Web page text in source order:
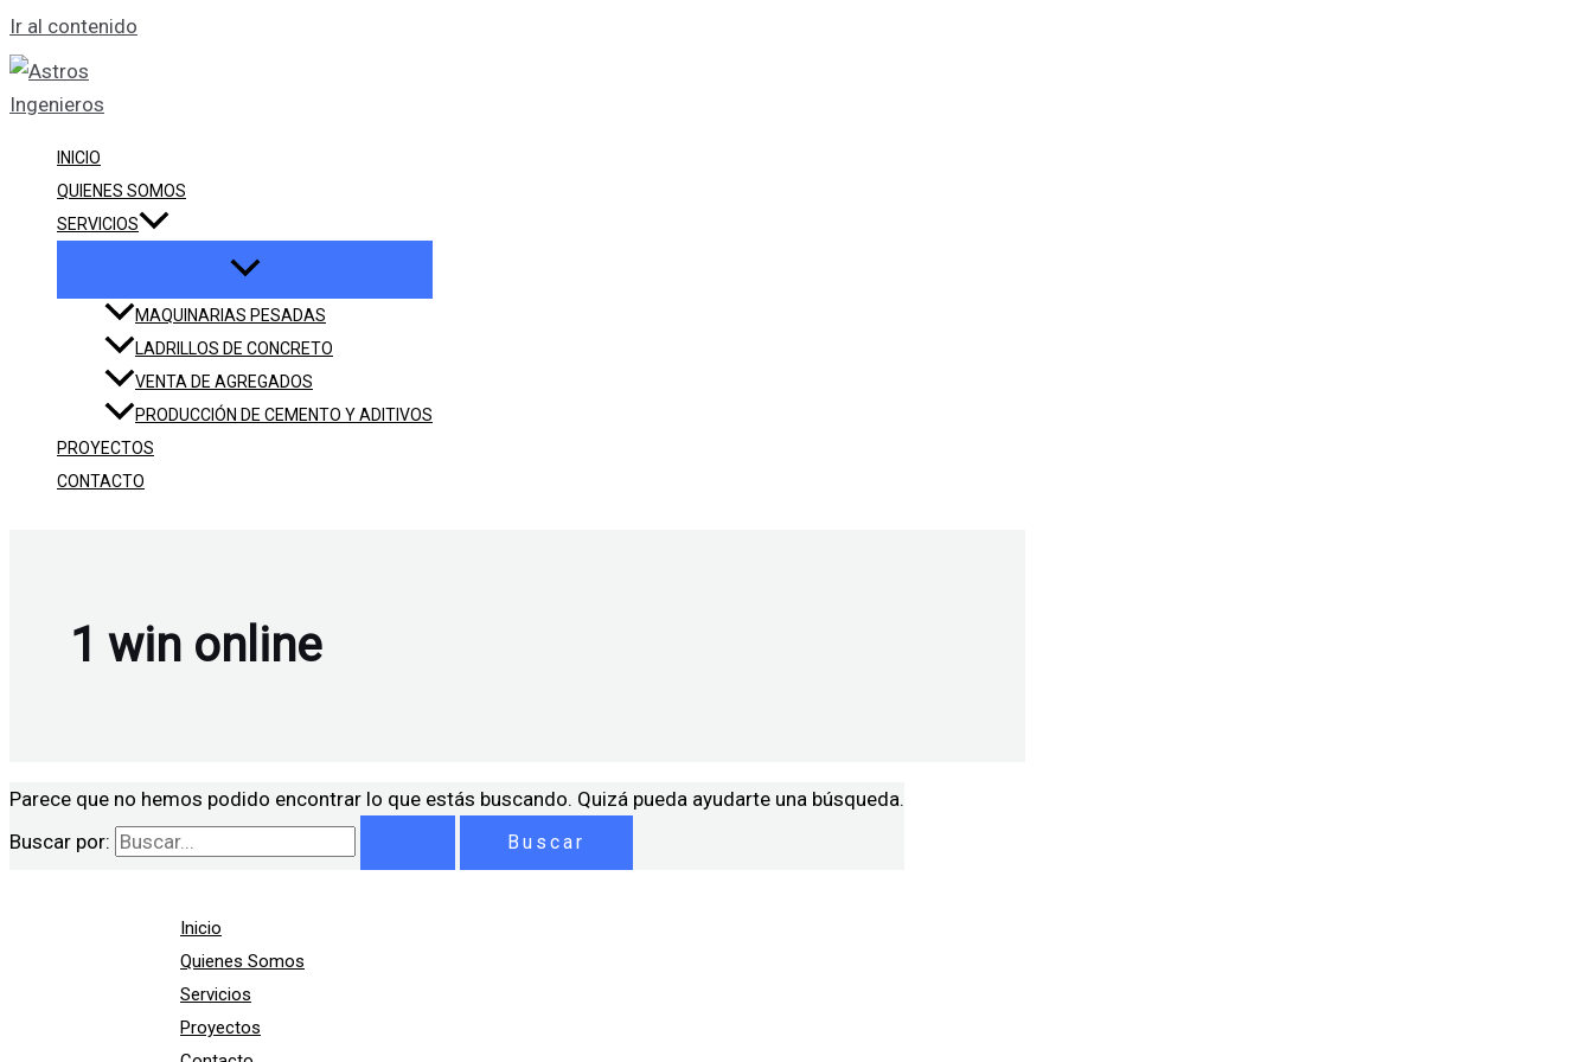
Ir al contenido
INICIO
QUIENES SOMOS
SERVICIOS
MAQUINARIAS PESADAS
LADRILLOS DE CONCRETO
VENTA DE AGREGADOS
PRODUCCIÓN DE CEMENTO Y ADITIVOS
PROYECTOS
CONTACTO
1 win online
Parece que no hemos podido encontrar lo que estás buscando. Quizá pueda ayudarte una búsqueda.
Buscar por:
Inicio
Quienes Somos
Servicios
Proyectos